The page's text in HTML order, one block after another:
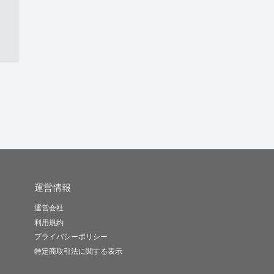
運営情報
運営会社
利用規約
プライバシーポリシー
特定商取引法に関する表示